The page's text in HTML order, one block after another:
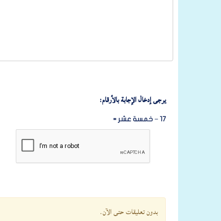
يرجى إدخال الإجابة بالأرقام:
17 − خمسة عشر =
بدون تعليقات حتى الآن.